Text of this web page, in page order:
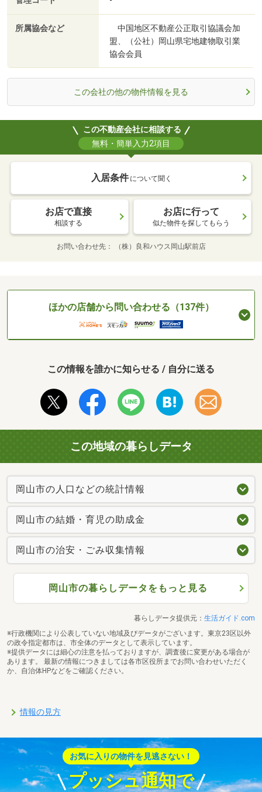
所属協会など
中国地区不動産公正取引協議会加
盟、（公社）岡山県宅地建物取引業
協会会員
この会社の他の物件情報を見る
この不動産会社に相談する
無料・簡単入力2項目
入居条件 について聞く
お店で直接
相談する
お店に行って
似た物件を探してもらう
お問い合わせ先 （株）良和ハウス岡山駅前店
ほかの店舗から問い合わせる（137件）
この情報を誰かに知らせる / 自分に送る
この地域の暮らしデータ
岡山市の人口などの統計情報
岡山市の結婚・育児の助成金
岡山市の治安・ごみ収集情報
岡山市の暮らしデータをもっと見る
暮らしデータ提供元： 生活ガイド.com
※行政機関により公表していない地域及びデータがございます。東京23区以外
の政令指定都市は、市全体のデータとして表示しています。
※提供データには細心の注意を払っておりますが、調査後に変更がある場合が
あります。 最新の情報につきましては各市区役所までお問い合わせいただく
か、自治体HPなどをご確認ください。
情報の見方
お気に入りの物件を見逃さない！
プッシュ通知で